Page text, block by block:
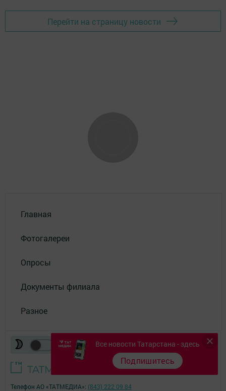
Перейти на страницу новости
Главная
Фотогалереи
Опросы
Документы филиала
Разное
Все новости Татарстана - здесь
Подпишитесь
Телефон АО «ТАТМЕДИА»: (843) 222 09 84